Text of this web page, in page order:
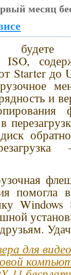
месяц
ISO,
Starter до
и
помогла
друзьям.
для